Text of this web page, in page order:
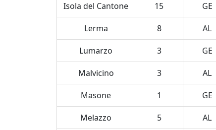
Isola del Cantone 15 GE
Lerma 8 AL
Lumarzo 3 GE
Malvicino 3 AL
Masone 1 GE
Melazzo 5 AL